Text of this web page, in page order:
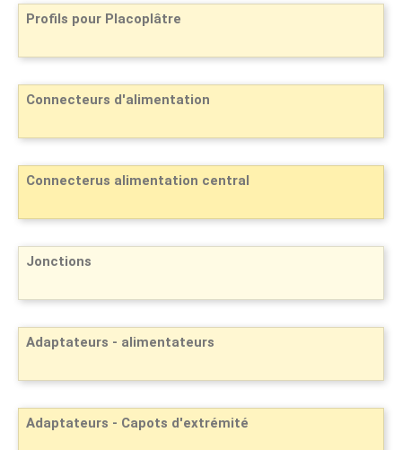
Profils pour Placoplâtre
Connecteurs d'alimentation
Connecterus alimentation central
Jonctions
Adaptateurs - alimentateurs
Adaptateurs - Capots d'extrémité